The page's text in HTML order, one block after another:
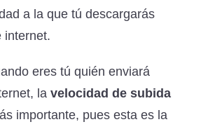
a la que tú descargarás
internet.
eres tú quién enviará
la velocidad de subida
importante, pues esta es la